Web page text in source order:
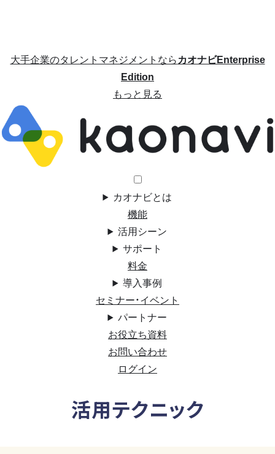
大手企業のタレントマネジメントならカオナビEnterprise
Edition
もっと見る
カオナビとは
機能
活用シーン
サポート
料金
導入事例
セミナー・イベント
パートナー
お役立ち資料
お問い合わせ
ログイン
活用テクニック